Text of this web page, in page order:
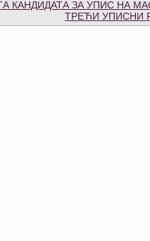
КАНДИДАТА ЗА УПИС НА
ТРЕЋИ УПИСНИ